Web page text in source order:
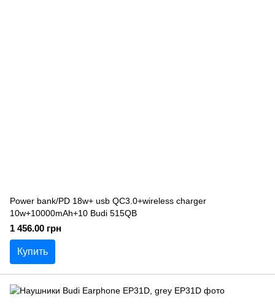
Power bank/PD 18w+ usb QC3.0+wireless charger
10w+10000mAh+10 Budi 515QB
1 456.00 грн
Купить